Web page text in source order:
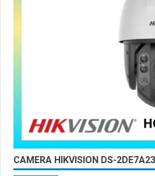
CAMERA HIKVISION DS-